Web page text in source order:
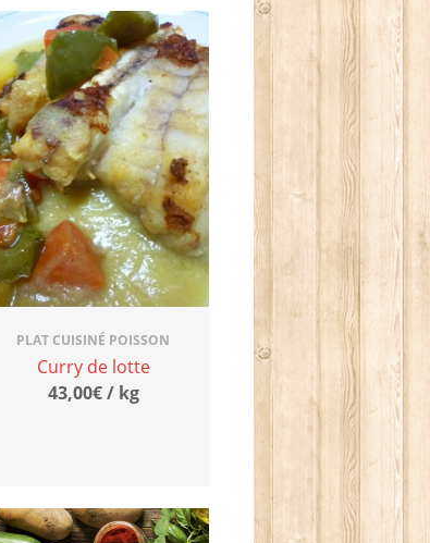
PLAT CUISINÉ POISSON
Curry de lotte
43,00€ / kg